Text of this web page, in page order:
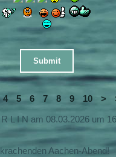
4 5 6 7 8 9 10 >
L I N am 08.03.2026 um
Aachen-Abend!